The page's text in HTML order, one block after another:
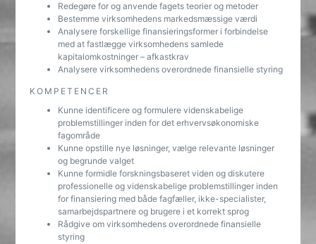
Redegøre for og anvende fagets teorier og metoder
Bestemme virksomhedens markedsmæssige værdi
Analysere forskellige finansieringsformer i forbindelse
med at fastlægge virksomhedens samlede
kapitalomkostninger – afkastkrav
Analysere virksomhedens overordnede finansielle styring
KOMPETENCER
Kunne identificere og formulere videnskabelige
problemstillinger inden for det erhvervsøkonomiske
fagområde
Kunne opstille nye løsninger, vælge relevante løsninger
og begrunde valget
Kunne formidle forskningsbaseret viden og diskutere
professionelle og videnskabelige problemstillinger inden
for finansiering med både fagfæller, ikke-specialister,
samarbejdspartnere og brugere i et korrekt sprog
Rådgive om virksomhedens overordnede finansielle
styring